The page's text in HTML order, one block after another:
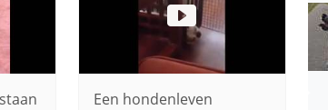
Een hondenleven